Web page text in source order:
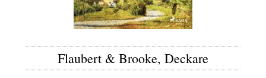
Flaubert & Brooke, Deckare